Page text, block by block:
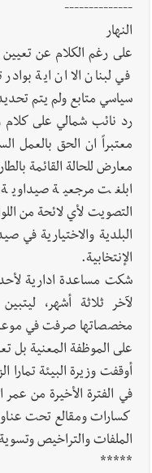
أخبار لبنان
تداخل السياسة بالقضاء
أخبار لبنان حراك
يُحذّر من الفراغ !
أخبار لبنان ليلة سقوط
--------------
النهار
على رغم الكلام عن تعيين
في لبنان الا ان اية
سياسي متابع ولم يتم
رد نائب شمالي على كلام
معتبراً ان الحق بالعمل
معارض للحالة القائمة
ابلغت مرجعية صيداوية
التصويت لأي لائحة من
البلدية والاختيارية في
الإنتخابية.
شكت مساعدة ادارية لأحد
لآخر ثلاثة أشهر،
مخصصاتها صرفت في
على الموظفة المعنية بل
أوقفت وزيرة البيئة
في الفترة الأخيرة من
كسارات ومقالع تحت
الملفات والتراخيص
*****